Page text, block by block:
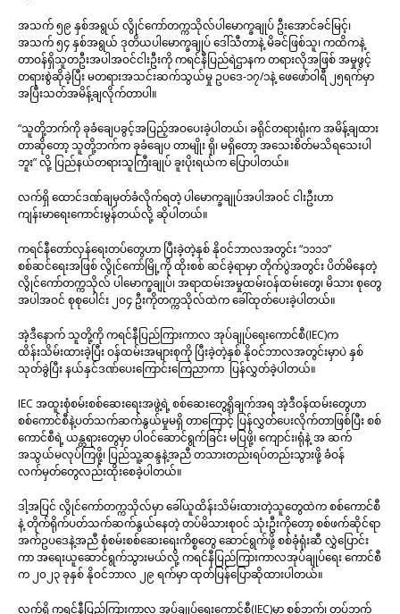
အသက် ၅၉ နှစ်အရွယ် လွိုင်ကော်တက္ကသိုလ်ပါမောက္ခချုပ် ဦးအောင်ခင်မြင့်၊
အသက် ၅၄ နှစ်အရွယ် ဒုတိယပါမောက္ခချုပ် ဒေါ်သီတာနဲ့ မိခင်ဖြစ်သူ၊ ကထိကနဲ့
တာဝန်ရှိသူတဦးအပါအဝင်ငါးဦးကို ကရင်နီပြည်ရဲဌာနက တရားလိုအဖြစ် အမှုဖွင့်
တရားစွဲဆိုခဲ့ပြီး မတရားအသင်းဆက်သွယ်မှု ဥပဒေ-၁၇/၁နဲ့ ဖေဖော်ဝါရီ ၂၅ရက်မှာ
အပြီးသတ်အမိန့်ချလိုက်တာပါ။
“သူတို့ဘက်ကို ခုခံချေပခွင့်အပြည့်အဝပေးခဲ့ပါတယ်၊ ခရိုင်တရားရုံးက အမိန့်ချထား
တာဆိုတော့ သူတို့ဘက်က ခုခံချေပ တာမျိုး ရှိ၊ မရှိတော့ အသေးစိတ်မသိရသေးပါ
ဘူး” လို့ ပြည်နယ်တရားသူကြီးချုပ် ခူးပိုးရယ်က ပြောပါတယ်။
လက်ရှိ ထောင်ဒဏ်ချမှတ်ခံလိုက်ရတဲ့ ပါမောက္ခချုပ်အပါအဝင် ငါးဦးဟာ
ကျန်းမာရေးကောင်းမွန်တယ်လို့ ဆိုပါတယ်။
ကရင်နီတော်လှန်ရေးတပ်တွေဟာ ပြီးခဲ့တဲ့နှစ် နိုဝင်ဘာလအတွင်း “၁၁၁၁”
စစ်ဆင်ရေးအဖြစ် လွိုင်ကော်မြို့ကို ထိုးစစ် ဆင်ခဲ့ရာမှာ တိုက်ပွဲအတွင်း ပိတ်မိနေတဲ့
လွိုင်ကော်တက္ကသိုလ် ပါမောက္ခချုပ်၊ အရာထမ်းအမှုထမ်းဝန်ထမ်းတွေ၊ မိသား စုတွေ
အပါအဝင် စုစုပေါင်း ၂၀၄ ဦးကိုတက္ကသိုလ်ထဲက ခေါ်ထုတ်ပေးခဲ့ပါတယ်။
အဲ့ဒီနောက် သူတို့ကို ကရင်နီပြည်ကြားကာလ အုပ်ချုပ်ရေးကောင်စီ(IEC)က
ထိန်းသိမ်းထားခဲ့ပြီး ဝန်ထမ်းအများစုကို ပြီးခဲ့တဲ့နှစ် နိုဝင်ဘာလအတွင်းမှာပဲ နှစ်
သုတ်ခွဲပြီး နယ်နှင်ဒဏ်ပေးကြောင်းကြေညာကာ ပြန်လွှတ်ခဲ့ပါတယ်။
IEC အထူးစုံစမ်းစစ်ဆေးရေးအဖွဲ့ရဲ့ စစ်ဆေးတွေ့ရှိချက်အရ အဲ့ဒီဝန်ထမ်းတွေဟာ
စစ်ကောင်စီနဲ့ပတ်သက်ဆက်နွယ်မှုမရှိ တာကြောင့် ပြန်လွှတ်ပေးလိုက်တာဖြစ်ပြီး စစ်
ကောင်စီရဲ့ ယန္တရားတွေမှာ ပါဝင်ဆောင်ရွက်ခြင်း မပြဖို့၊ ကျောင်း၊ရုံနဲ့ အ ဆက်
အသွယ်မလုပ်ကြဖို့၊ ပြည်သူ့ဆန္ဒနဲ့အညီ တသားတည်းရပ်တည်းသွားဖို့ ခံဝန်
လက်မှတ်တွေလည်းထိုးစေခဲ့ပါတယ်။
ဒါ့အပြင် လွိုင်ကော်တက္ကသိုလ်မှာ ခေါ်ယူထိန်းသိမ်းထားတဲ့သူတွေထဲက စစ်ကောင်စီ
နဲ့ တိုက်ရိုက်ပတ်သက်ဆက်နွယ်နေတဲ့ တပ်မိသားစုဝင် သုံးဦးကိုတော့ စစ်ဖက်ဆိုင်ရာ
အက်ဥပဒေနဲ့အညီ စုံစမ်းစစ်ဆေးရေးကိစ္စတွေ ဆောင်ရွက်ဖို့ စစ်ခုံရုံးဆီ လွှဲပြောင်း
ကာ အရေးယူဆောင်ရွက်သွားမယ်လို့ ကရင်နီပြည်ကြားကာလအုပ်ချုပ်ရေး ကောင်စီ
က ၂၀၂၃ ခုနှစ် နိုဝင်ဘာလ ၂၉ ရက်မှာ ထုတ်ပြန်ပြောဆိုထားပါတယ်။
လက်ရှိ ကရင်နီပြည်ကြားကာလ အုပ်ချုပ်ရေးကောင်စီ(IEC)မှာ စစ်ဘက်၊ တပ်ဘက်